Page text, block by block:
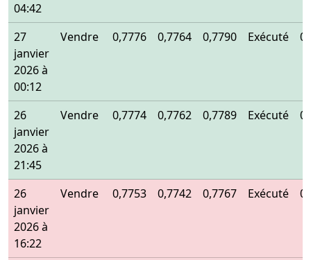
04:42
27
janvier
2026 à
00:12
Vendre 0,7776 0,7764 0,7790 Exécuté
26
janvier
2026 à
21:45
Vendre 0,7774 0,7762 0,7789 Exécuté
26
janvier
2026 à
16:22
Vendre 0,7753 0,7742 0,7767 Exécuté